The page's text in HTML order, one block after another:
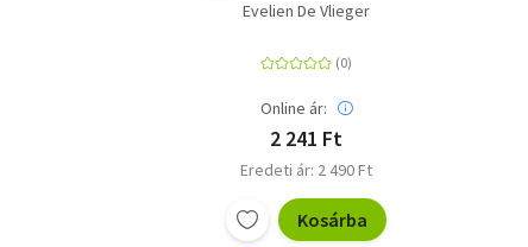
Evelien De Vlieger
Online ár:
2 241 Ft
Eredeti ár: 2 490 Ft
Kosárba